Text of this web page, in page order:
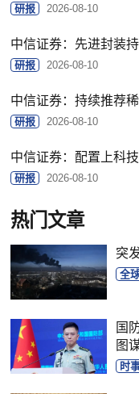
研报 2026-08-10
中信证券：先进封装
研报 2026-08-10
中信证券：持续推荐
研报 2026-08-10
中信证券：配置上科
研报 2026-08-10
热门文章
突
全
国
图
时